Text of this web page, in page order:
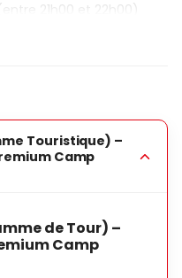
21h00 et 22h00)
véhicules VIP 4x4
& surf sur sable
Touristique) –
Camp
de Tour) –
Camp